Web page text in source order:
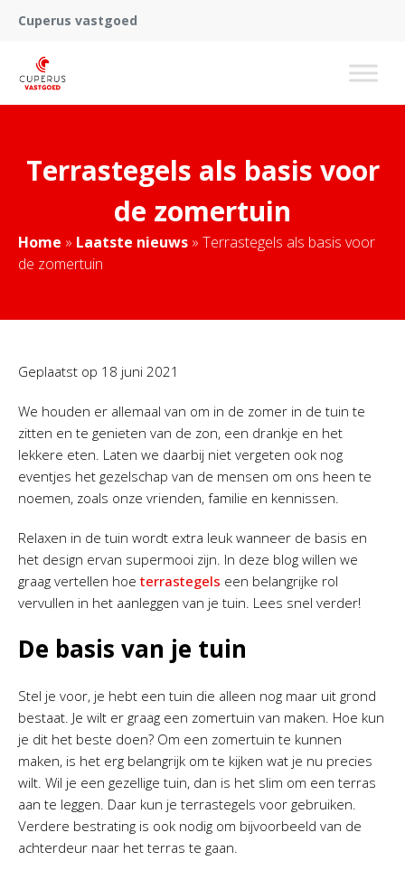
Cuperus vastgoed
Terrastegels als basis voor
de zomertuin
Home » Laatste nieuws » Terrastegels als basis voor
de zomertuin
Geplaatst op 18 juni 2021
We houden er allemaal van om in de zomer in de tuin te
zitten en te genieten van de zon, een drankje en het
lekkere eten. Laten we daarbij niet vergeten ook nog
eventjes het gezelschap van de mensen om ons heen te
noemen, zoals onze vrienden, familie en kennissen.
Relaxen in de tuin wordt extra leuk wanneer de basis en
het design ervan supermooi zijn. In deze blog willen we
graag vertellen hoe terrastegels een belangrijke rol
vervullen in het aanleggen van je tuin. Lees snel verder!
De basis van je tuin
Stel je voor, je hebt een tuin die alleen nog maar uit grond
bestaat. Je wilt er graag een zomertuin van maken. Hoe kun
je dit het beste doen? Om een zomertuin te kunnen
maken, is het erg belangrijk om te kijken wat je nu precies
wilt. Wil je een gezellige tuin, dan is het slim om een terras
aan te leggen. Daar kun je terrastegels voor gebruiken.
Verdere bestrating is ook nodig om bijvoorbeeld van de
achterdeur naar het terras te gaan.